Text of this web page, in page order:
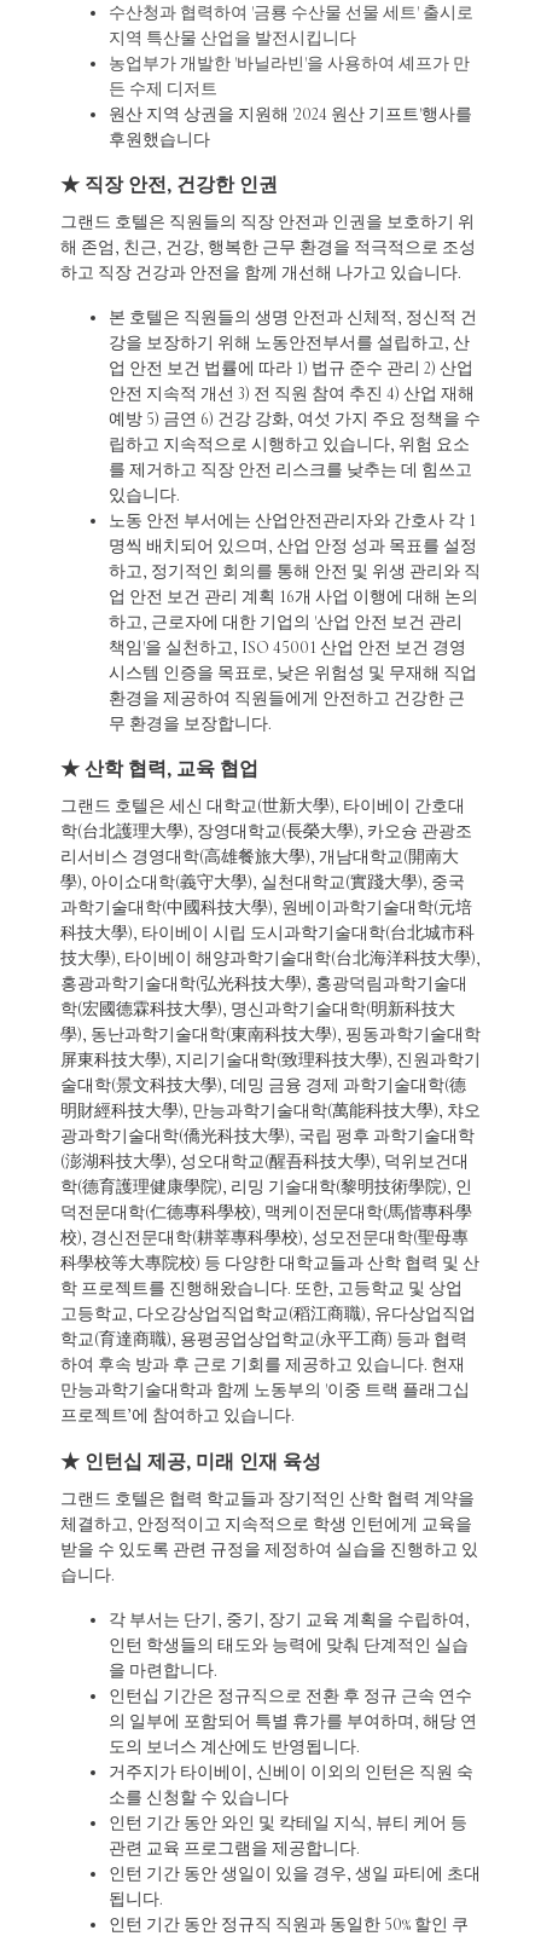
수산청과 협력하여 '금룡 수산물 선물 세트' 출시로
지역 특산물 산업을 발전시킵니다
농업부가 개발한 '바닐라빈'을 사용하여 셰프가 만
든 수제 디저트
원산 지역 상권을 지원해 '2024 원산 기프트'행사를
후원했습니다
★ 직장 안전, 건강한 인권
그랜드 호텔은 직원들의 직장 안전과 인권을 보호하기 위
해 존엄, 친근, 건강, 행복한 근무 환경을 적극적으로 조성
하고 직장 건강과 안전을 함께 개선해 나가고 있습니다.
본 호텔은 직원들의 생명 안전과 신체적, 정신적 건
강을 보장하기 위해 노동안전부서를 설립하고, 산
업 안전 보건 법률에 따라 1) 법규 준수 관리 2) 산업
안전 지속적 개선 3) 전 직원 참여 추진 4) 산업 재해
예방 5) 금연 6) 건강 강화, 여섯 가지 주요 정책을 수
립하고 지속적으로 시행하고 있습니다, 위험 요소
를 제거하고 직장 안전 리스크를 낮추는 데 힘쓰고
있습니다.
노동 안전 부서에는 산업안전관리자와 간호사 각 1
명씩 배치되어 있으며, 산업 안정 성과 목표를 설정
하고, 정기적인 회의를 통해 안전 및 위생 관리와 직
업 안전 보건 관리 계획 16개 사업 이행에 대해 논의
하고, 근로자에 대한 기업의 '산업 안전 보건 관리
책임'을 실천하고, ISO 45001 산업 안전 보건 경영
시스템 인증을 목표로, 낮은 위험성 및 무재해 직업
환경을 제공하여 직원들에게 안전하고 건강한 근
무 환경을 보장합니다.
★ 산학 협력, 교육 협업
그랜드 호텔은 세신 대학교(世新大學), 타이베이 간호대
학(台北護理大學), 장영대학교(長榮大學), 카오슝 관광조
리서비스 경영대학(高雄餐旅大學), 개남대학교(開南大
學), 아이쇼대학(義守大學), 실천대학교(實踐大學), 중국
과학기술대학(中國科技大學), 원베이과학기술대학(元培
科技大學), 타이베이 시립 도시과학기술대학(台北城市科
技大學), 타이베이 해양과학기술대학(台北海洋科技大學),
홍광과학기술대학(弘光科技大學), 홍광덕림과학기술대
학(宏國德霖科技大學), 명신과학기술대학(明新科技大
學), 동난과학기술대학(東南科技大學), 핑동과학기술대학
屏東科技大學), 지리기술대학(致理科技大學), 진원과학기
술대학(景文科技大學), 데밍 금융 경제 과학기술대학(德
明財經科技大學), 만능과학기술대학(萬能科技大學), 챠오
광과학기술대학(僑光科技大學), 국립 펑후 과학기술대학
(澎湖科技大學), 성오대학교(醒吾科技大學), 덕위보건대
학(德育護理健康學院), 리밍 기술대학(黎明技術學院), 인
덕전문대학(仁德專科學校), 맥케이전문대학(馬偕專科學
校), 경신전문대학(耕莘專科學校), 성모전문대학(聖母專
科學校等大專院校) 등 다양한 대학교들과 산학 협력 및 산
학 프로젝트를 진행해왔습니다. 또한, 고등학교 및 상업
고등학교, 다오강상업직업학교(稻江商職), 유다상업직업
학교(育達商職), 용평공업상업학교(永平工商) 등과 협력
하여 후속 방과 후 근로 기회를 제공하고 있습니다. 현재
만능과학기술대학과 함께 노동부의 '이중 트랙 플래그십
프로젝트’에 참여하고 있습니다.
★ 인턴십 제공, 미래 인재 육성
그랜드 호텔은 협력 학교들과 장기적인 산학 협력 계약을
체결하고, 안정적이고 지속적으로 학생 인턴에게 교육을
받을 수 있도록 관련 규정을 제정하여 실습을 진행하고 있
습니다.
각 부서는 단기, 중기, 장기 교육 계획을 수립하여,
인턴 학생들의 태도와 능력에 맞춰 단계적인 실습
을 마련합니다.
인턴십 기간은 정규직으로 전환 후 정규 근속 연수
의 일부에 포함되어 특별 휴가를 부여하며, 해당 연
도의 보너스 계산에도 반영됩니다.
거주지가 타이베이, 신베이 이외의 인턴은 직원 숙
소를 신청할 수 있습니다
인턴 기간 동안 와인 및 칵테일 지식, 뷰티 케어 등
관련 교육 프로그램을 제공합니다.
인턴 기간 동안 생일이 있을 경우, 생일 파티에 초대
됩니다.
인턴 기간 동안 정규직 직원과 동일한 50% 할인 쿠